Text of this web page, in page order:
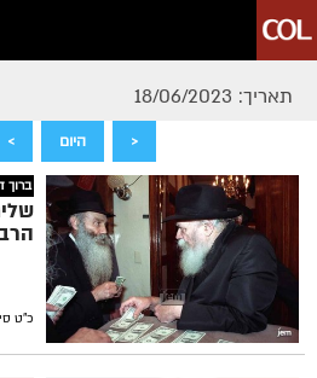
תאריך: 18/06/2023
< היום >
ברוך
כ"ט